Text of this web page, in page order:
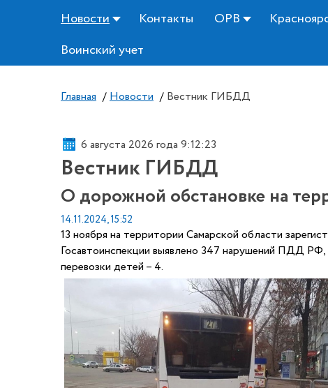
Новости
Контакты ОРВ
Воинский учет
Главная / Новости / Вестник ГИБДД
6 августа 2026 года 9:12:25
Вестник ГИБДД
О дорожной обстановке на
14.11.2024, 15:52
13 ноября на территории Самарской области
Госавтоинспекции выявлено 347 нарушений ПДД РФ,
перевозки детей – 4.